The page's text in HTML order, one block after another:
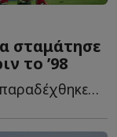
σταμάτησε
το ’98
Η Μαρί-Ζορζ Μπαφέ φέρεται να παραδέχθηκε ότι οι έλεγχοι σ...